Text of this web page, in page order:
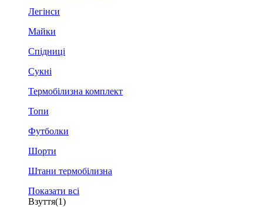
Легінси
Майки
Спідниці
Сукні
Термобілизна комплект
Топи
Футболки
Шорти
Штани термобілизна
Показати всі
Взуття(1)